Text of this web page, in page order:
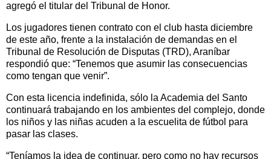
agregó el titular del Tribunal de Honor.
Los jugadores tienen contrato con el club hasta diciembre
de este año, frente a la instalación de demandas en el
Tribunal de Resolución de Disputas (TRD), Araníbar
respondió que: “Tenemos que asumir las consecuencias
como tengan que venir”.
Con esta licencia indefinida, sólo la Academia del Santo
continuará trabajando en los ambientes del complejo, donde
los niños y las niñas acuden a la escuelita de fútbol para
pasar las clases.
“Teníamos la idea de continuar, pero como no hay recursos